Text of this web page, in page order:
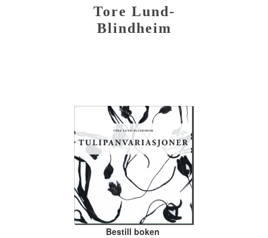
Tore Lund-
Blindheim
Bestill boken